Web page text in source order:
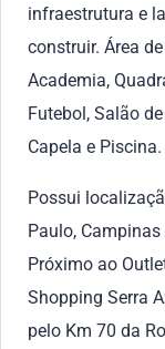
infraestrutura e
construir. Área
Academia,
Futebol, Salão
Capela e Piscina.
Possui
Paulo,
Próximo ao
Shopping Serra
pelo Km 70 da